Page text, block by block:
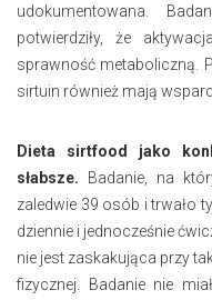
udokumentowana.
potwierdziły, że
sprawność metaboliczną.
sirtuin również mają
Dieta sirtfood jako
słabsze. Badanie, na
zaledwie 39 osób i trwało
dziennie i jednocześnie
nie jest zaskakująca przy
fizycznej. Badanie nie